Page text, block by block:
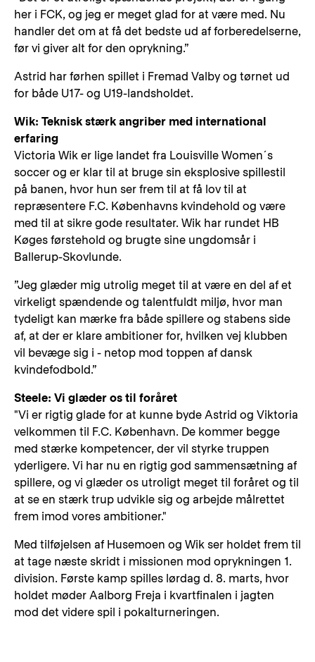
her i FCK, og jeg er meget glad for at være med. Nu
handler det om at få det bedste ud af forberedelserne,
før vi giver alt for den oprykning.”
Astrid har førhen spillet i Fremad Valby og tørnet ud
for både U17- og U19-landsholdet.
Wik: Teknisk stærk angriber med international
erfaring
Victoria Wik er lige landet fra Louisville Women´s
soccer og er klar til at bruge sin eksplosive spillestil
på banen, hvor hun ser frem til at få lov til at
repræsentere F.C. Københavns kvindehold og være
med til at sikre gode resultater. Wik har rundet HB
Køges førstehold og brugte sine ungdomsår i
Ballerup-Skovlunde.
”Jeg glæder mig utrolig meget til at være en del af et
virkeligt spændende og talentfuldt miljø, hvor man
tydeligt kan mærke fra både spillere og stabens side
af, at der er klare ambitioner for, hvilken vej klubben
vil bevæge sig i - netop mod toppen af dansk
kvindefodbold.”
Steele: Vi glæder os til foråret
"Vi er rigtig glade for at kunne byde Astrid og Viktoria
velkommen til F.C. København. De kommer begge
med stærke kompetencer, der vil styrke truppen
yderligere. Vi har nu en rigtig god sammensætning af
spillere, og vi glæder os utroligt meget til foråret og til
at se en stærk trup udvikle sig og arbejde målrettet
frem imod vores ambitioner."
Med tilføjelsen af Husemoen og Wik ser holdet frem til
at tage næste skridt i missionen mod oprykningen 1.
division. Første kamp spilles lørdag d. 8. marts, hvor
holdet møder Aalborg Freja i kvartfinalen i jagten
mod det videre spil i pokalturneringen.